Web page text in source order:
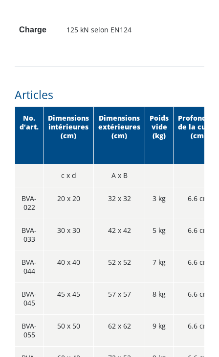
Charge 125 kN selon EN124
Articles
No.
d‘art.
Dimensions
intérieures
(cm)
Dimensions
extérieures
(cm)
Poids
vide
(kg)
Profondeur
de la cuve*
(cm)
c x d A x B
BVA-
022
20 x 20 32 x 32 3 kg 6.6 cm
BVA-
033
30 x 30 42 x 42 5 kg 6.6 cm
BVA-
044
40 x 40 52 x 52 7 kg 6.6 cm
BVA-
045
45 x 45 57 x 57 8 kg 6.6 cm
BVA-
055
50 x 50 62 x 62 9 kg 6.6 cm